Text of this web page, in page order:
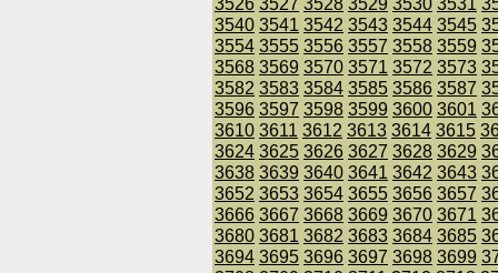
3540 3541 3542 3543 3544 3545
3554 3555 3556 3557 3558 3559
3568 3569 3570 3571 3572 3573
3582 3583 3584 3585 3586 3587
3596 3597 3598 3599 3600 3601
3610 3611 3612 3613 3614 3615
3624 3625 3626 3627 3628 3629
3638 3639 3640 3641 3642 3643
3652 3653 3654 3655 3656 3657
3666 3667 3668 3669 3670 3671
3680 3681 3682 3683 3684 3685
3694 3695 3696 3697 3698 3699